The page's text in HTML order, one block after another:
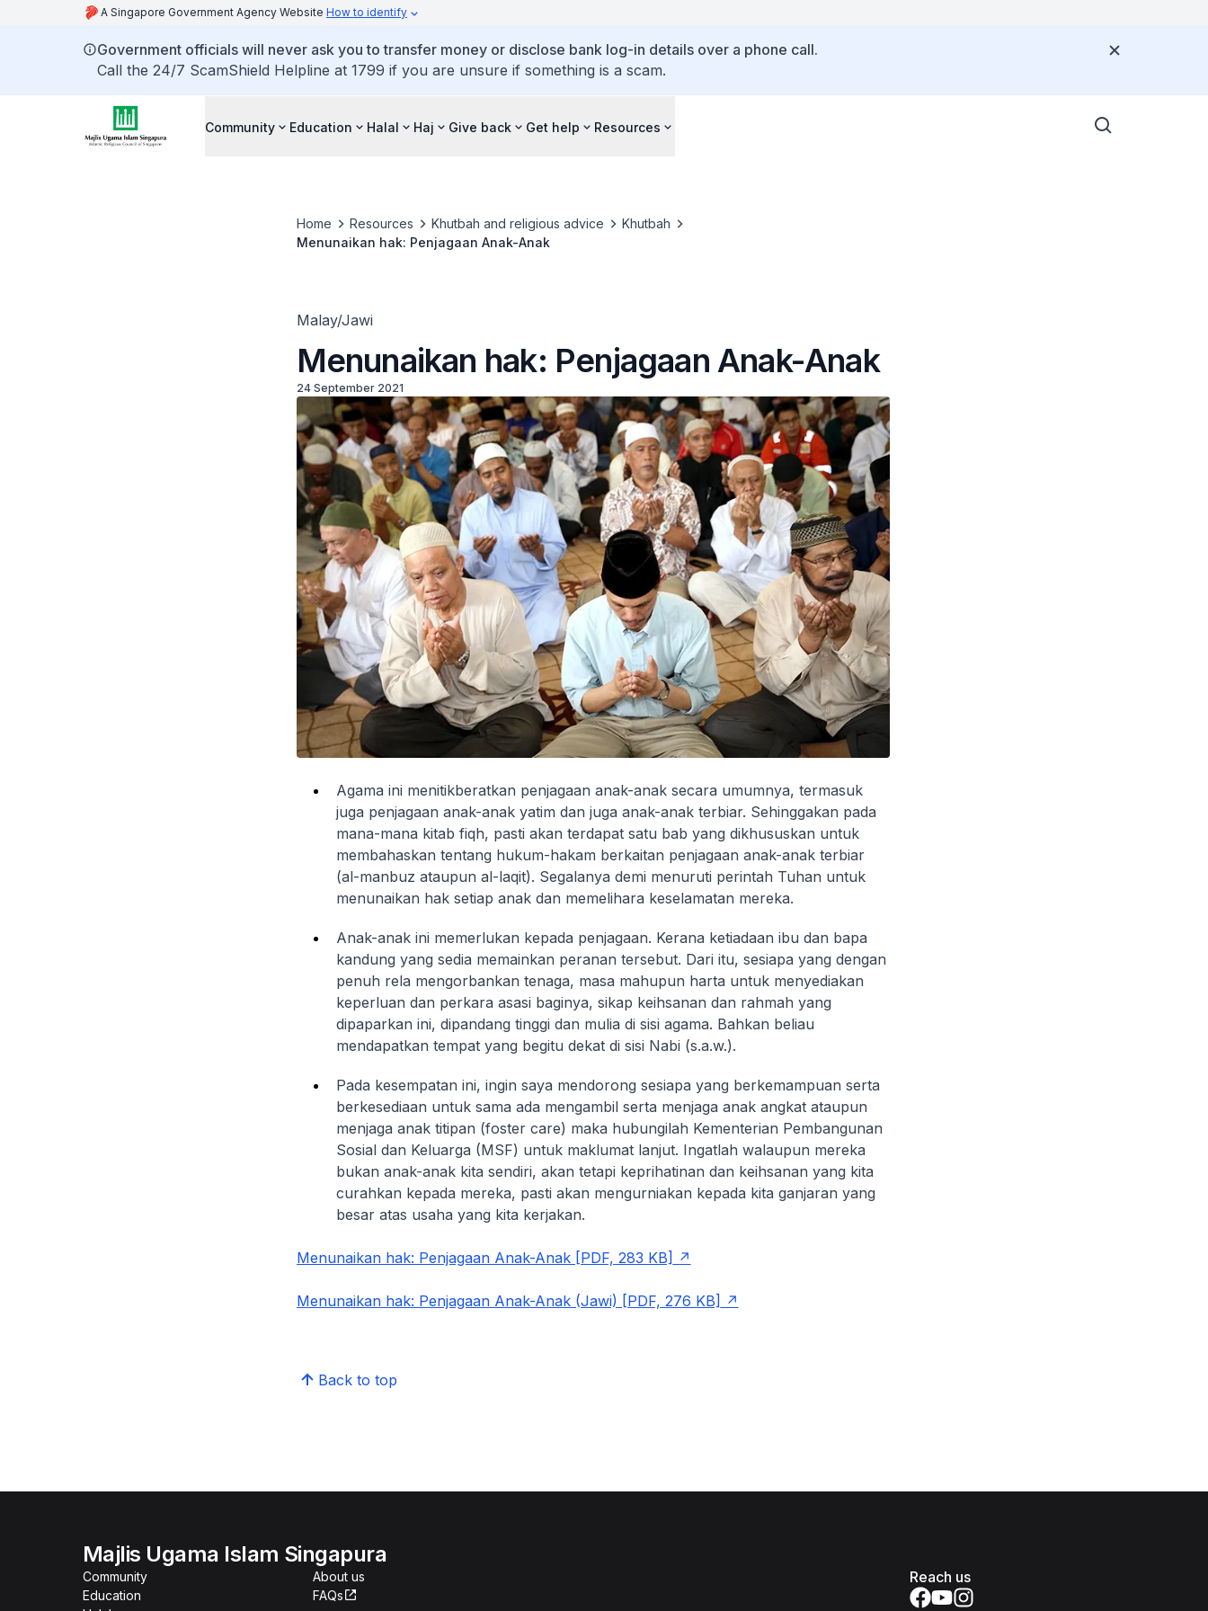
A Singapore Government Agency Website How to identify
Government officials will never ask you to transfer money or disclose bank log-in details over a phone call.
Call the 24/7 ScamShield Helpline at 1799 if you are unsure if something is a scam.
Community Education Halal Haj Give back Get help Resources
Home Resources Khutbah and religious advice
Khutbah
Menunaikan hak: Penjagaan Anak-Anak
Malay/Jawi
Menunaikan hak: Penjagaan Anak-Anak
24 September 2021
Agama ini menitikberatkan penjagaan anak-anak secara umumnya, termasuk
juga penjagaan anak-anak yatim dan juga anak-anak terbiar. Sehinggakan pada
mana-mana kitab fiqh, pasti akan terdapat satu bab yang dikhususkan untuk
membahaskan tentang hukum-hakam berkaitan penjagaan anak-anak terbiar
(al-manbuz ataupun al-laqit). Segalanya demi menuruti perintah Tuhan untuk
menunaikan hak setiap anak dan memelihara keselamatan mereka.
Anak-anak ini memerlukan kepada penjagaan. Kerana ketiadaan ibu dan bapa
kandung yang sedia memainkan peranan tersebut. Dari itu, sesiapa yang dengan
penuh rela mengorbankan tenaga, masa mahupun harta untuk menyediakan
keperluan dan perkara asasi baginya, sikap keihsanan dan rahmah yang
dipaparkan ini, dipandang tinggi dan mulia di sisi agama. Bahkan beliau
mendapatkan tempat yang begitu dekat di sisi Nabi (s.a.w.).
Pada kesempatan ini, ingin saya mendorong sesiapa yang berkemampuan serta
berkesediaan untuk sama ada mengambil serta menjaga anak angkat ataupun
menjaga anak titipan (foster care) maka hubungilah Kementerian Pembangunan
Sosial dan Keluarga (MSF) untuk maklumat lanjut. Ingatlah walaupun mereka
bukan anak-anak kita sendiri, akan tetapi keprihatinan dan keihsanan yang kita
curahkan kepada mereka, pasti akan mengurniakan kepada kita ganjaran yang
besar atas usaha yang kita kerjakan.
Menunaikan hak: Penjagaan Anak-Anak [PDF, 283 KB]
Menunaikan hak: Penjagaan Anak-Anak (Jawi) [PDF, 276 KB]
Back to top
Majlis Ugama Islam Singapura
Community
Education
About us
FAQs
Reach us